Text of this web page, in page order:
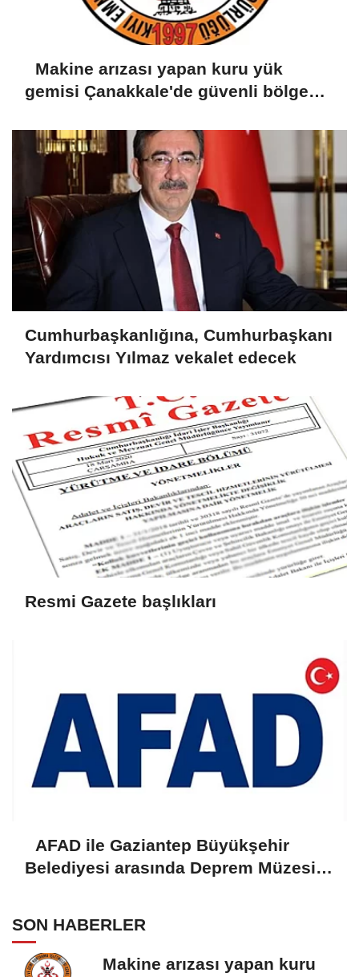
Makine arızası yapan kuru yük
gemisi Çanakkale'de güvenli bölgeye
Cumhurbaşkanlığına, Cumhurbaşkanı
Yardımcısı Yılmaz vekalet edecek
Resmi Gazete başlıkları
AFAD ile Gaziantep Büyükşehir
Belediyesi arasında Deprem Müzesi
SON HABERLER
Makine arızası yapan kuru